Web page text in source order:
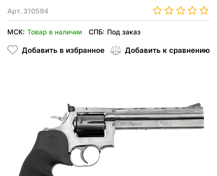
Арт. 310594
МСК: Товар в наличии СПБ: Под заказ
Добавить в избранное Добавить к сравнению